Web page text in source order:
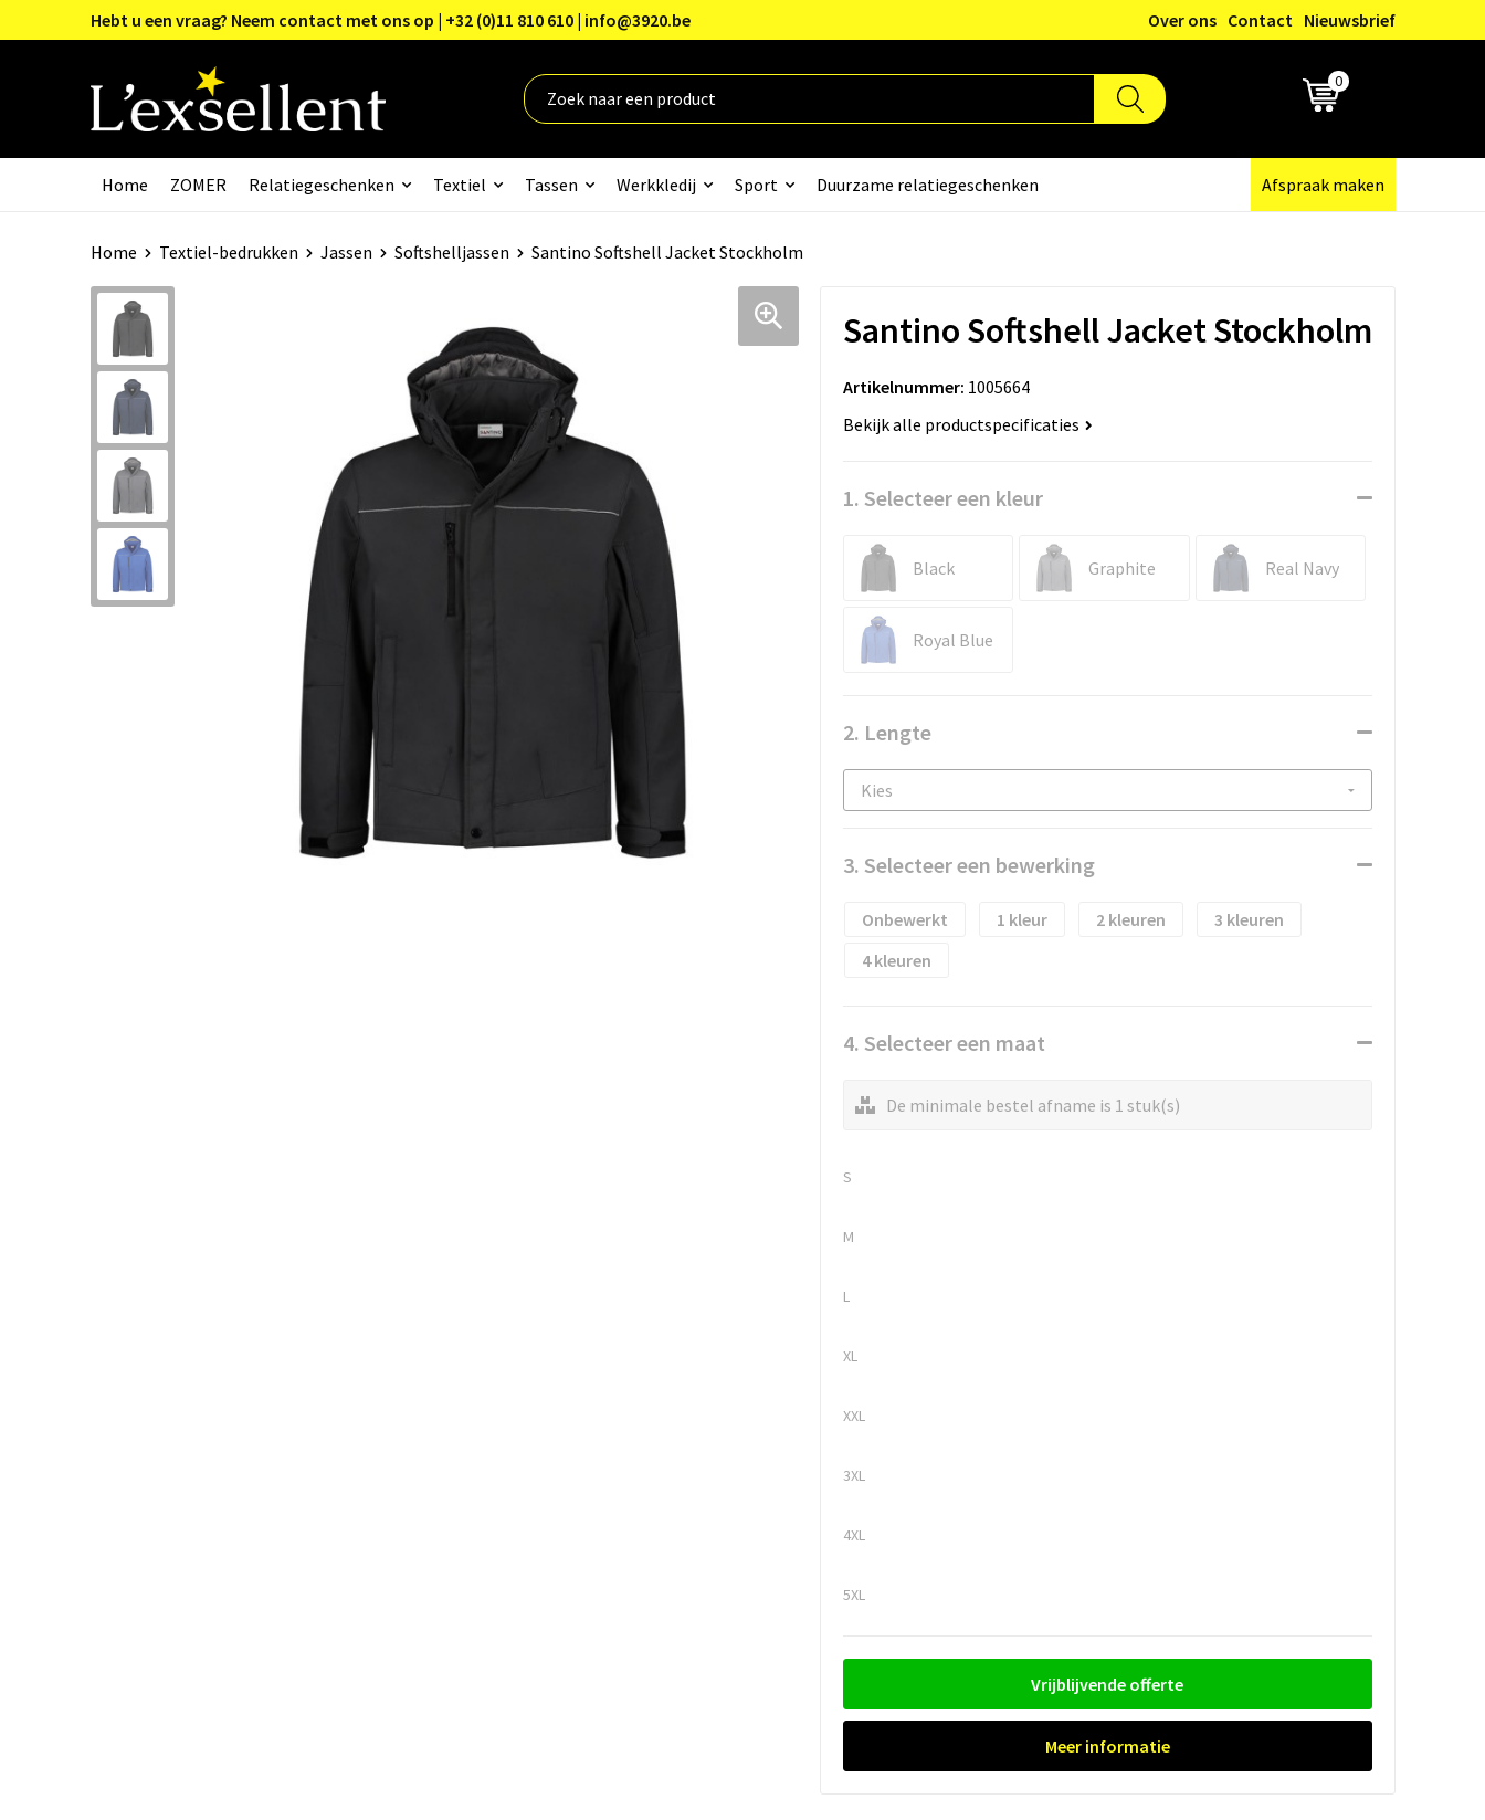
Hebt u een vraag? Neem contact met ons op | +32 (0)11 810 610 | info@3920.be Over ons Contact Nieuwsbrief
0
Home ZOMER Relatiegeschenken Textiel Tassen Werkkledij Sport Duurzame relatiegeschenken Afspraak maken
Home Textiel-bedrukken Jassen Softshelljassen Santino Softshell Jacket Stockholm
Santino Softshell Jacket Stockholm
Artikelnummer: 1005664
Bekijk alle productspecificaties
1. Selecteer een kleur
Black Graphite Real Navy
Royal Blue
2. Lengte
3. Selecteer een bewerking
Onbewerkt 1 2
3
4
4. Selecteer een maat
De minimale bestel afname is 1 stuk(s)
S
M
L
XL
XXL
3XL
4XL
5XL
Vrijblijvende offerte
Meer informatie